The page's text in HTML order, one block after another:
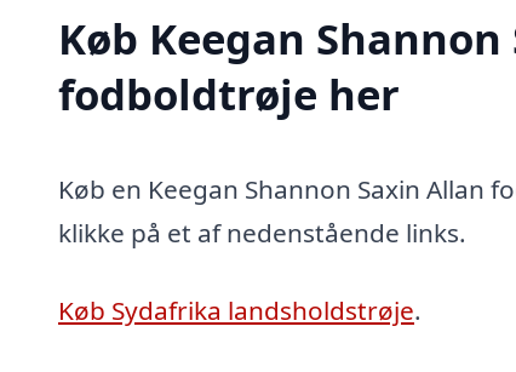
Køb Keegan
fodboldtrøje her
Køb en Keegan Shannon Saxin Allan
klikke på et af nedenstående links.
Køb Sydafrika landsholdstrøje.